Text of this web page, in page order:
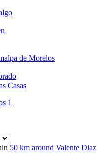
de Morelos
Casas
1
50 km around Valente Diaz